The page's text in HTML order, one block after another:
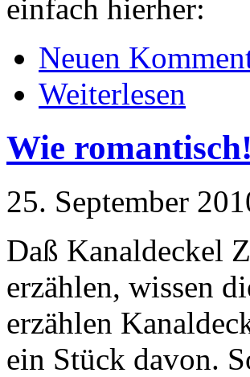
einfach hierher:
Neuen
Weiterlesen
Wie romantisch!
25. September
Daß Kanaldeckel
erzählen, wissen
erzählen
ein Stück davon.